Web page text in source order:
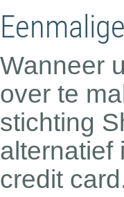
Wanneer
over te
stichting
alternatief
credit